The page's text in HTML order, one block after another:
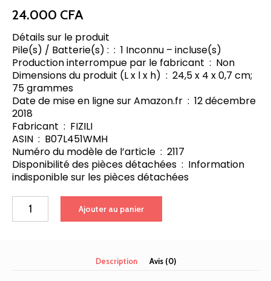
24.000 CFA
Détails sur le produit
Pile(s) / Batterie(s) : ‏ : ‎ 1 Inconnu – incluse(s)
Production interrompue par le fabricant ‏ : ‎ Non
Dimensions du produit (L x l x h) ‏ : ‎ 24,5 x 4 x 0,7 cm;
75 grammes
Date de mise en ligne sur Amazon.fr ‏ : ‎ 12 décembre
2018
Fabricant ‏ : ‎ FIZILI
ASIN ‏ : ‎ B07L451WMH
Numéro du modèle de l’article ‏ : ‎ 2117
Disponibilité des pièces détachées ‏ : ‎ Information
indisponible sur les pièces détachées
quantité
Ajouter au panier
Description Avis (0)